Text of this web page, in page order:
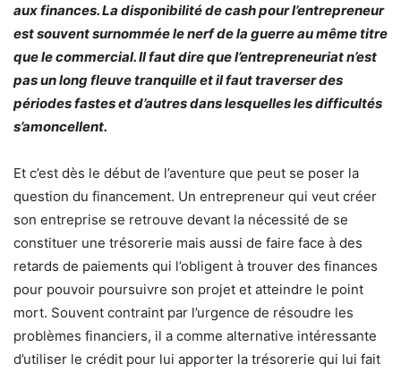
aux finances. La disponibilité de cash pour l’entrepreneur
est souvent surnommée le nerf de la guerre au même titre
que le commercial. Il faut dire que l’entrepreneuriat n’est
pas un long fleuve tranquille et il faut traverser des
périodes fastes et d’autres dans lesquelles les difficultés
s’amoncellent.
Et c’est dès le début de l’aventure que peut se poser la
question du financement. Un entrepreneur qui veut créer
son entreprise se retrouve devant la nécessité de se
constituer une trésorerie mais aussi de faire face à des
retards de paiements qui l’obligent à trouver des finances
pour pouvoir poursuivre son projet et atteindre le point
mort. Souvent contraint par l’urgence de résoudre les
problèmes financiers, il a comme alternative intéressante
d’utiliser le crédit pour lui apporter la trésorerie qui lui fait